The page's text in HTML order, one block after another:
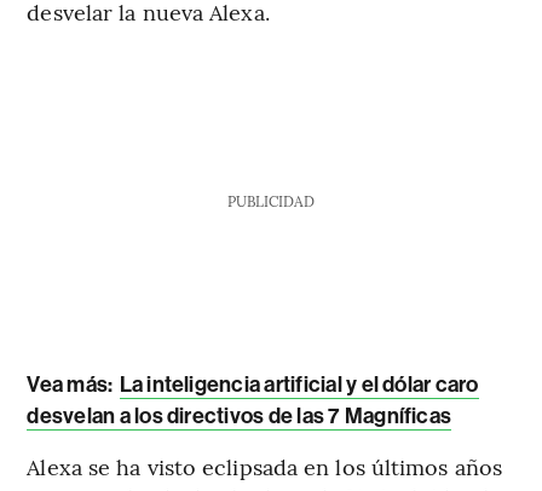
desvelar la nueva Alexa.
PUBLICIDAD
Vea más: La inteligencia artificial y el dólar caro
desvelan a los directivos de las 7 Magníficas
Alexa se ha visto eclipsada en los últimos años